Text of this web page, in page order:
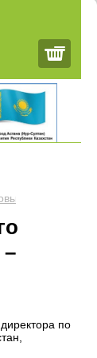
подходы в
по